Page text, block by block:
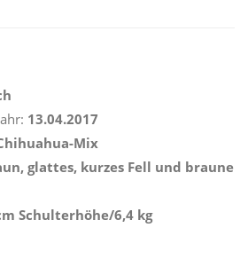
13.04.2017
Mix
glattes, kurzes Fell und braune
Schulterhöhe/6,4 kg